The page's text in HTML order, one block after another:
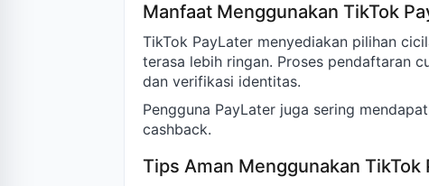
Manfaat Menggunakan TikTok
TikTok PayLater menyediakan pilihan
terasa lebih ringan. Proses pendaftaran
dan verifikasi identitas.
Pengguna PayLater juga sering
cashback.
Tips Aman Menggunakan TikTok